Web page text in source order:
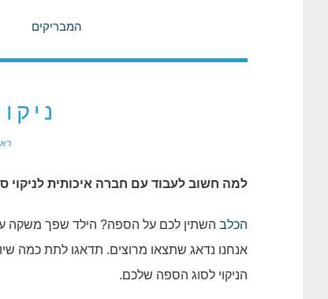
המבריקים
למה חשוב לעבוד עם חברה איכותית לניקוי
הכלב השתין לכם על הספה? הילד שפך משקה
אנחנו נדאג שתצאו מרוצים. תדאגו לתת כמה
הניקוי לסוג הספה שלכם.